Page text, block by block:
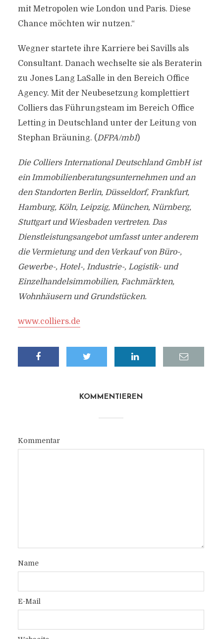
mit Metropolen wie London und Paris. Diese
Chance möchten wir nutzen.“
Wegner startete ihre Karriere bei Savills als
Consultant. Danach wechselte sie als Beraterin
zu Jones Lang LaSalle in den Bereich Office
Agency. Mit der Neubesetzung komplettiert
Colliers das Führungsteam im Bereich Office
Letting in Deutschland unter der Leitung von
Stephan Bräuning. (DFPA/mb1)
Die Colliers International Deutschland GmbH ist
ein Immobilienberatungsunternehmen und an
den Standorten Berlin, Düsseldorf, Frankfurt,
Hamburg, Köln, Leipzig, München, Nürnberg,
Stuttgart und Wiesbaden vertreten. Das
Dienstleistungsangebot umfasst unter anderem
die Vermietung und den Verkauf von Büro-,
Gewerbe-, Hotel-, Industrie-, Logistik- und
Einzelhandelsimmobilien, Fachmärkten,
Wohnhäusern und Grundstücken.
www.colliers.de
KOMMENTIEREN
Kommentar
Name
E-Mail